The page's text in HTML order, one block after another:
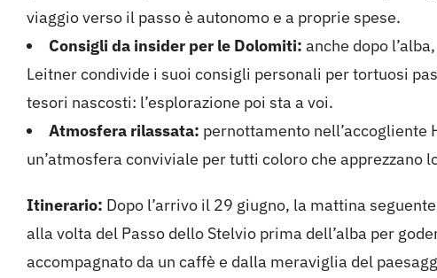
viaggio verso il passo è autonomo e a proprie spese.
Consigli da insider per le Dolomiti: anche dopo
Leitner condivide i suoi consigli personali per tortuosi
tesori nascosti: l’esplorazione poi sta a voi.
Atmosfera rilassata: pernottamento nell’accogliente
un’atmosfera conviviale per tutti coloro che apprezzano
Itinerario: Dopo l’arrivo il 29 giugno, la mattina
alla volta del Passo dello Stelvio prima dell’alba per
accompagnato da un caffè e dalla meraviglia del